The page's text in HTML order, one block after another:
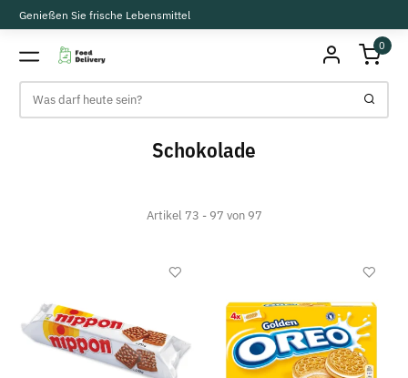
Genießen Sie frische Lebensmittel
0
Schokolade
Artikel 73 - 97 von 97